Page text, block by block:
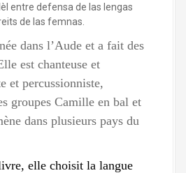
entre defensa de las lengas
de las femnas.
dans l’Aude et a fait des
est chanteuse et
et percussionniste,
groupes Camille en bal et
dans plusieurs pays du
elle choisit la langue